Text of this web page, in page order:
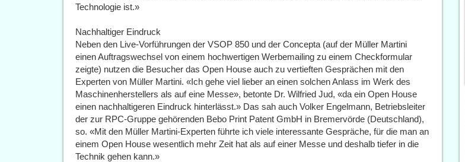
Technologie ist.»
Nachhaltiger Eindruck
Neben den Live-Vorführungen der VSOP 850 und der Concepta (auf der Müller Martini
einen Auftragswechsel von einem hochwertigen Werbemailing zu einem Checkformular
zeigte) nutzen die Besucher das Open House auch zu vertieften Gesprächen mit den
Experten von Müller Martini. «Ich gehe viel lieber an einen solchen Anlass im Werk des
Maschinenherstellers als auf eine Messe», betonte Dr. Wilfried Jud, «da ein Open House
einen nachhaltigeren Eindruck hinterlässt.» Das sah auch Volker Engelmann, Betriebsleiter
der zur RPC-Gruppe gehörenden Bebo Print Patent GmbH in Bremervörde (Deutschland),
so. «Mit den Müller Martini-Experten führte ich viele interessante Gespräche, für die man an
einem Open House wesentlich mehr Zeit hat als auf einer Messe und deshalb tiefer in die
Technik gehen kann.»